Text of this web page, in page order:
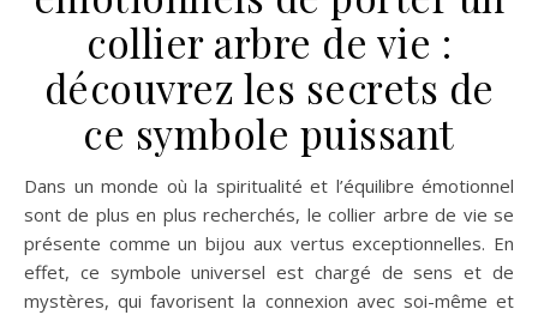
collier arbre de vie :
découvrez les secrets de
ce symbole puissant
Dans un monde où la spiritualité et l’équilibre émotionnel
sont de plus en plus recherchés, le collier arbre de vie se
présente comme un bijou aux vertus exceptionnelles. En
effet, ce symbole universel est chargé de sens et de
mystères, qui favorisent la connexion avec soi-même et